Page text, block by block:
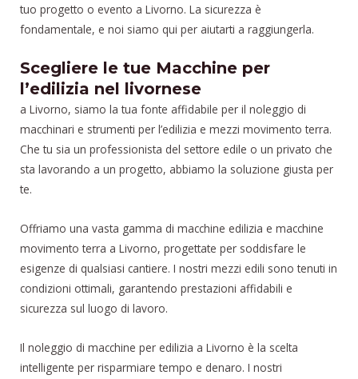
tuo progetto o evento a Livorno. La sicurezza è
fondamentale, e noi siamo qui per aiutarti a raggiungerla.
Scegliere le tue Macchine per
l’edilizia nel livornese
a Livorno, siamo la tua fonte affidabile per il noleggio di
macchinari e strumenti per l’edilizia e mezzi movimento terra.
Che tu sia un professionista del settore edile o un privato che
sta lavorando a un progetto, abbiamo la soluzione giusta per
te.
Offriamo una vasta gamma di macchine edilizia e macchine
movimento terra a Livorno, progettate per soddisfare le
esigenze di qualsiasi cantiere. I nostri mezzi edili sono tenuti in
condizioni ottimali, garantendo prestazioni affidabili e
sicurezza sul luogo di lavoro.
Il noleggio di macchine per edilizia a Livorno è la scelta
intelligente per risparmiare tempo e denaro. I nostri